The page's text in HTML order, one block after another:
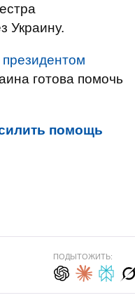
Украину.
готова помочь
помощь
ПОДЫТОЖИТЬ: